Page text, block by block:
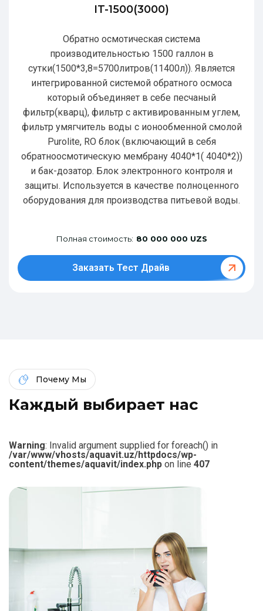
IT-1500(3000)
Обратно осмотическая система
производительностью 1500 галлон в
сутки(1500*3,8=5700литров(11400л)). Является
интегрированной системой обратного осмоса
который объединяет в себе песчаный
фильтр(кварц), фильтр с активированным углем,
фильтр умягчитель воды с ионообменной смолой
Purolite, RO блок (включающий в себя
обратноосмотическую мембрану 4040*1( 4040*2))
и бак-дозатор. Блок электронного контроля и
защиты. Используется в качестве полноценного
оборудования для производства питьевой воды.
Полная стоимость: 80 000 000 UZS
Заказать Тест Драйв
Почему Мы
Каждый выбирает нас
Warning: Invalid argument supplied for foreach() in
/var/www/vhosts/aquavit.uz/httpdocs/wp-
content/themes/aquavit/index.php on line 407